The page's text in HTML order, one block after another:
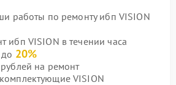
работы по ремонту ибп VISION
ибп VISION в течении часа
20%
на ремонт
VISION